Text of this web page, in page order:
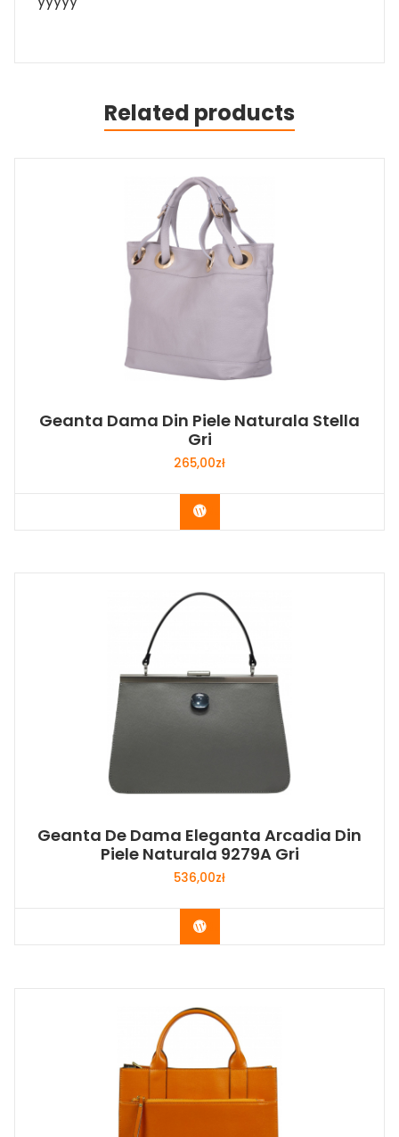
Related products
Geanta Dama Din Piele Naturala Stella
Gri
265,00zł
Buy Now
Geanta De Dama Eleganta Arcadia Din
Piele Naturala 9279A Gri
536,00zł
Buy Now